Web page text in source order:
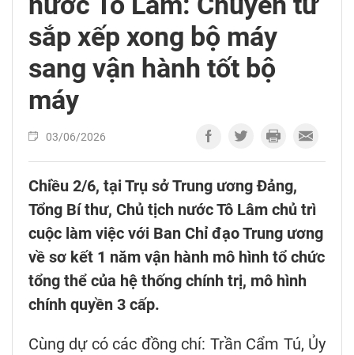
sắp xếp xong bộ máy
sang vận hành tốt bộ
máy
03/06/2026
Chiều 2/6, tại Trụ sở Trung ương Đảng,
Tổng Bí thư, Chủ tịch nước Tô Lâm chủ trì
cuộc làm việc với Ban Chỉ đạo Trung ương
về sơ kết 1 năm vận hành mô hình tổ chức
tổng thể của hệ thống chính trị, mô hình
chính quyền 3 cấp.
Cùng dự có các đồng chí: Trần Cẩm Tú, Ủy